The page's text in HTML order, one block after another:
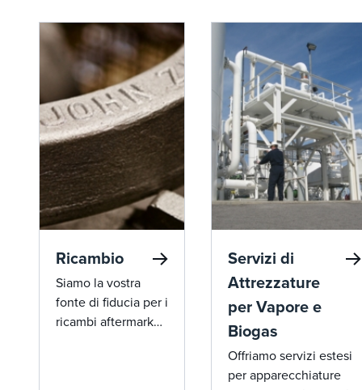
per offrire
un'affidabilità senza
pari, prestazioni
superiori e una
perfetta
integrazione, anche
nelle applicazioni
più
impegnative.&nbsp;
per ottenere emissioni
di NOx estremamente
basse, garantendo la
conformità ambientale
per le discariche e le
applicazioni di biogas.
Ricambio
Siamo la vostra
fonte di fiducia per i
ricambi aftermarket,
Servizi di
Attrezzature
per Vapore e
Biogas
Offriamo servizi estesi
per apparecchiature